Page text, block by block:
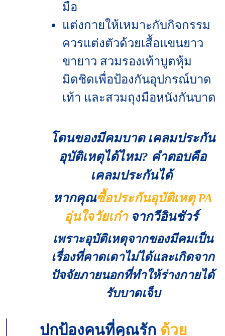
มือ
แต่งกายให้เหมาะกับกิจกรรม
ควรแต่งตัวด้วยเสื้อแขนยาว
ขายาว สวมรองเท้าบูตหุ้ม
มิดชิดเพื่อป้องกันอุปกรณ์บาด
เท้า และสวมถุงมือหนังกันบาด
โดนของมีคมบาด เคลมประกัน
อุบัติเหตุได้ไหม? คำตอบคือ
เคลมประกันได้
หากคุณซื้อประกันอุบัติเหตุ PA
อุ่นใจวัยเก๋าจากวีอินชัวร์
เพราะอุบัติเหตุจากของมีคมเป็น
เรื่องที่คาดเดาไม่ได้และเกิดจาก
ปัจจัยภายนอกที่ทำให้ร่างกายได้
รับบาดเจ็บ
ปกป้องคนที่คุณรัก ด้วย